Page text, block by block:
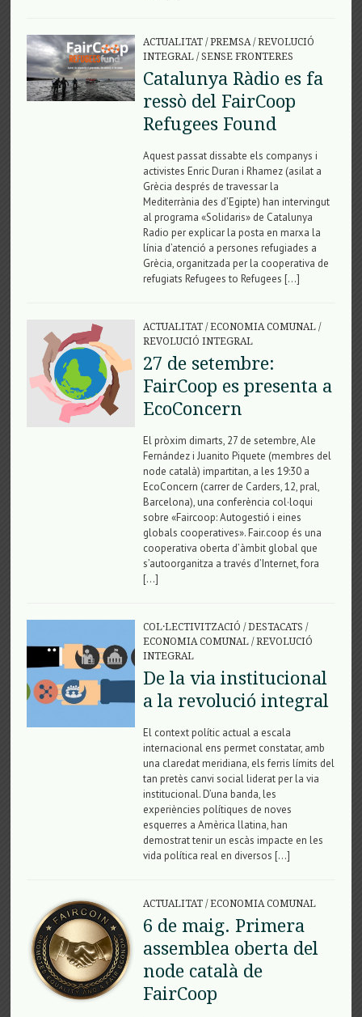
ACTUALITAT/PREMSA/REVOLUCIÓ
INTEGRAL/SENSE FRONTERES
Catalunya Ràdio es fa
ressò del FairCoop
Refugees Found
Aquest passat dissabte els companys i
activistes Enric Duran i Rhamez (asilat a
Grècia després de travessar la
Mediterrània des d’Egipte) han intervingut
al programa «Solidaris» de Catalunya
Radio per explicar la posta en marxa la
línia d’atenció a persones refugiades a
Grècia, organitzada per la cooperativa de
refugiats Refugees to Refugees […]
ACTUALITAT/ECONOMIA COMUNAL/
REVOLUCIÓ INTEGRAL
27 de setembre:
FairCoop es presenta a
EcoConcern
El pròxim dimarts, 27 de setembre, Ale
Fernández i Juanito Piquete (membres del
node català) impartitan, a les 19:30 a
EcoConcern (carrer de Carders, 12, pral,
Barcelona), una conferència col·loqui
sobre «Faircoop: Autogestió i eines
globals cooperatives». Fair.coop és una
cooperativa oberta d’àmbit global que
s’autoorganitza a través d’Internet, fora
[…]
COL·LECTIVITZACIÓ /DESTACATS /
ECONOMIA COMUNAL/REVOLUCIÓ
INTEGRAL
De la via institucional
a la revolució integral
El context polític actual a escala
internacional ens permet constatar, amb
una claredat meridiana, els ferris límits del
tan pretès canvi social liderat per la via
institucional. D’una banda, les
experiències polítiques de noves
esquerres a Amèrica llatina, han
demostrat tenir un escàs impacte en les
vida política real en diversos […]
ACTUALITAT/ECONOMIA COMUNAL
6 de maig. Primera
assemblea oberta del
node català de
FairCoop